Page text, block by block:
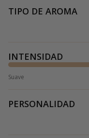
TIPO DE AROMA
INTENSIDAD
Suave
PERSONALIDAD